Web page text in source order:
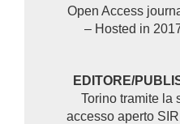
Open Access
– Hosted in
EDITORE/
Torino tramite la
accesso aperto